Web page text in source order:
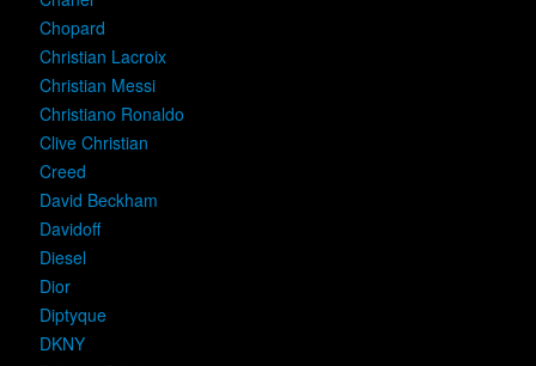
Chopard
Christian Lacroix
Christian Messi
Christiano Ronaldo
Clive Christian
Creed
David Beckham
Davidoff
Diesel
Dior
Diptyque
DKNY